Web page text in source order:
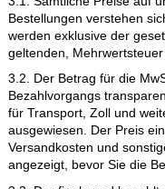
insbesondere wenn ein
Rechnungen aufgrund
bezahlt haben. Soweit
2.6. Erfüllungsort für
Niederlassung der
3. Preise und